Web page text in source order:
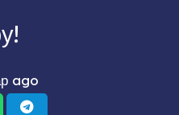
ago